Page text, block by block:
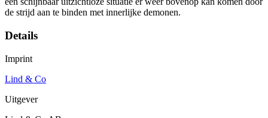
de strijd aan te binden met innerlijke demonen.
Details
Imprint
Lind & Co
Uitgever